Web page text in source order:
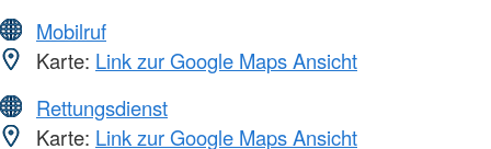
Mobilruf
Karte: Link zur Google Maps Ansicht
Rettungsdienst
Karte: Link zur Google Maps Ansicht